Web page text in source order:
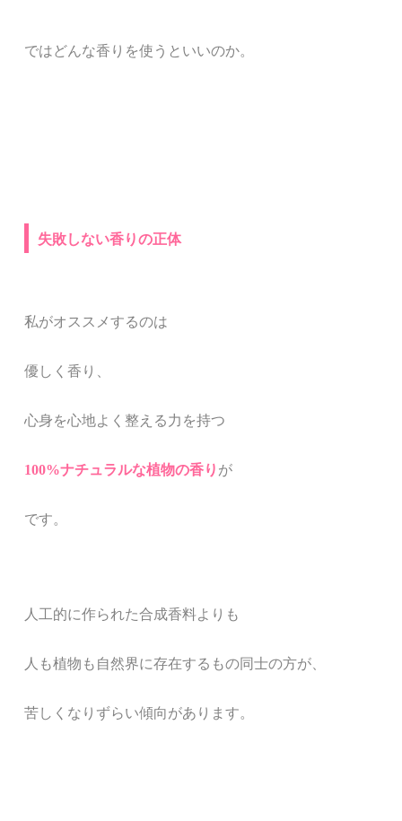
ではどんな香りを使うといいのか。
失敗しない香りの正体
私がオススメするのは
優しく香り、
心身を心地よく整える力を持つ
100%ナチュラルな植物の香り が
です。
人工的に作られた合成香料よりも
人も植物も自然界に存在するもの同士の方が、
苦しくなりずらい傾向があります。